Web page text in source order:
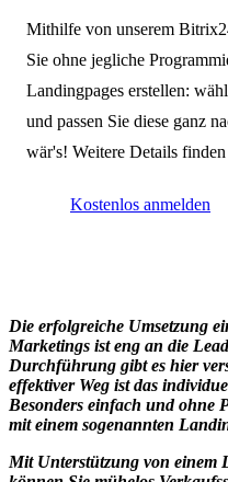
Mithilfe von unserem
Sie ohne jegliche
Landingpages erstellen:
und passen Sie diese ganz
wär's! Weitere Details
Kostenlos anmelden
Die erfolgreiche Umsetzung
Marketings ist eng an die
Durchführung gibt es hier
effektiver Weg ist das
Besonders einfach und ohne
mit einem sogenannten
Mit Unterstützung von einem